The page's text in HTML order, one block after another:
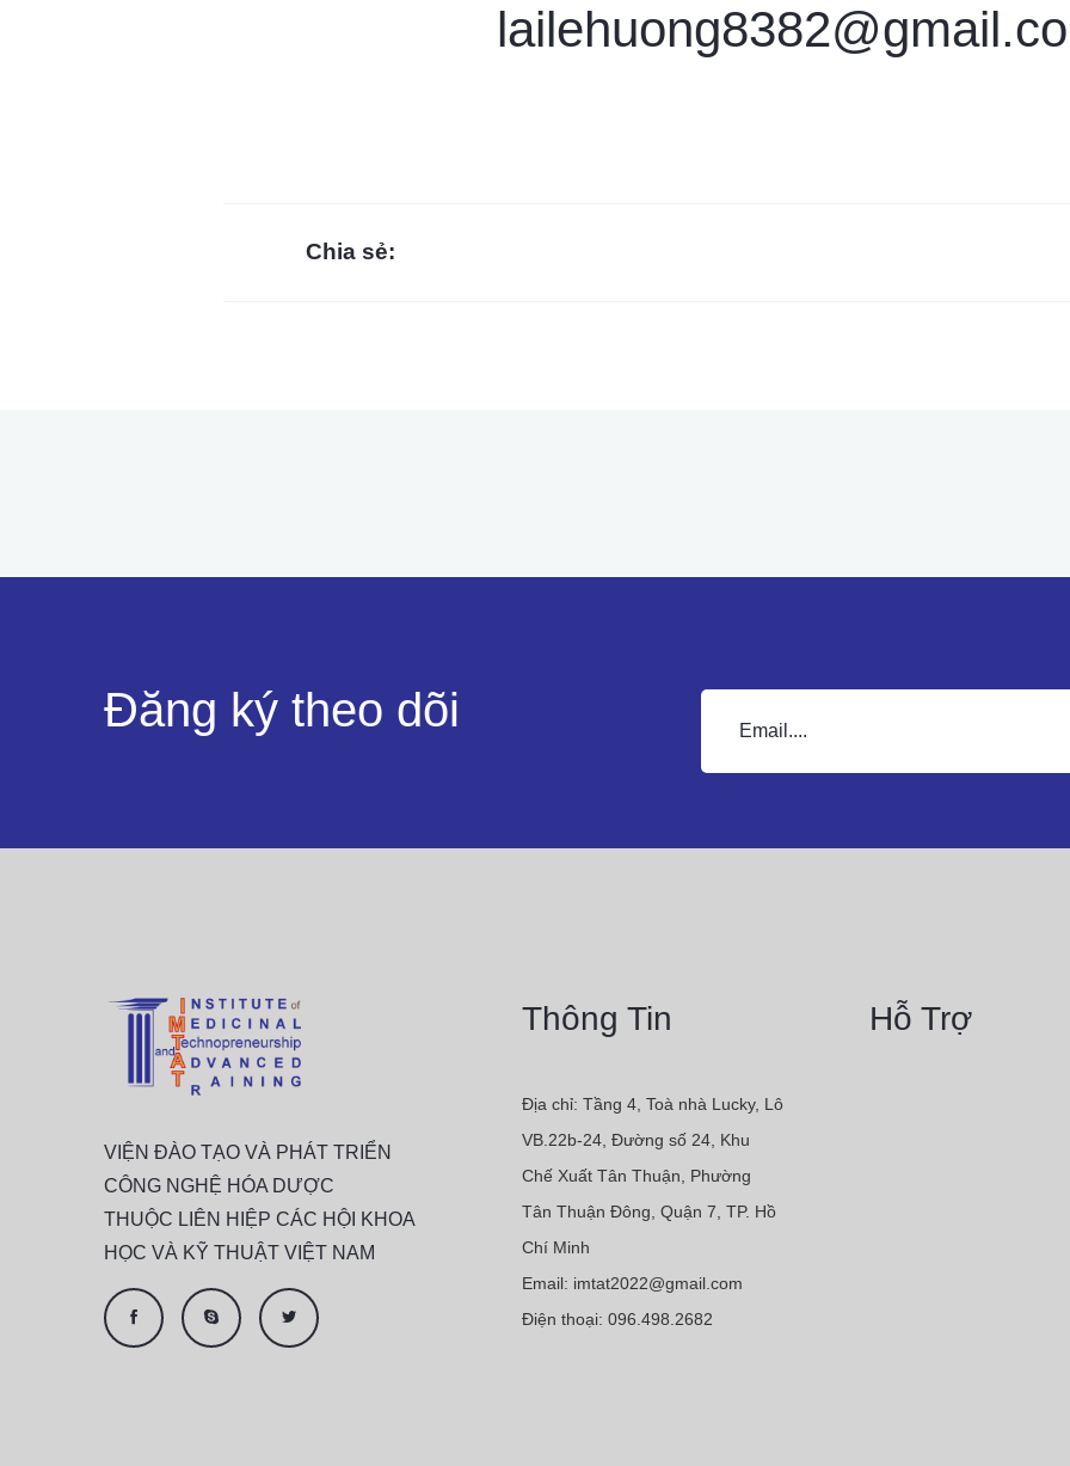
Chia sẻ:
Đăng ký theo dõi
VIỆN ĐÀO TẠO VÀ PHÁT TRIỂN
CÔNG NGHỆ HÓA DƯỢC
THUỘC LIÊN HIỆP CÁC HỘI KHOA
HỌC VÀ KỸ THUẬT VIỆT NAM
Thông Tin
Địa chỉ: Tầng 4, Toà nhà Lucky, Lô
VB.22b-24, Đường số 24, Khu
Chế Xuất Tân Thuận, Phường
Tân Thuận Đông, Quận 7, TP. Hồ
Chí Minh
Email: imtat2022@gmail.com
Điện thoại: 096.498.2682
Hỗ Trợ